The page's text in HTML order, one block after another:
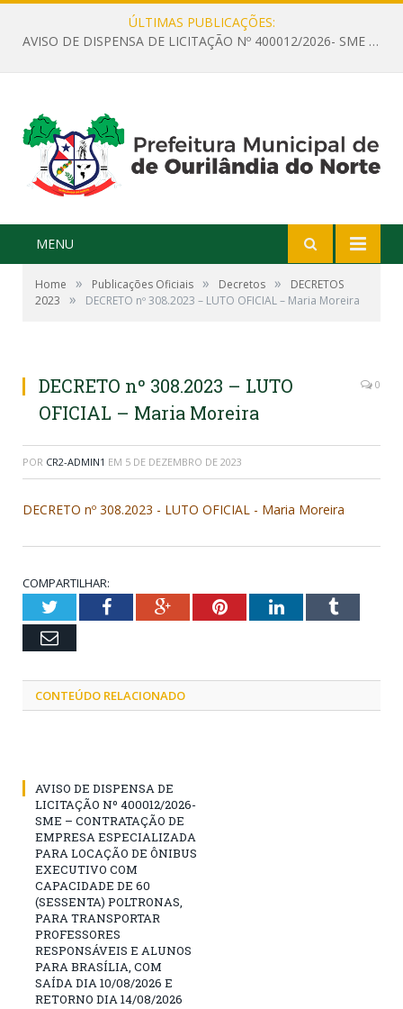
ÚLTIMAS PUBLICAÇÕES:
AVISO DE DISPENSA DE LICITAÇÃO Nº 400012/2026- SME – CONTRATAÇÃO DE EMPRESA ESPECIALIZADA PARA LOCAÇÃO DE ÔNIBUS EXECUTIVO COM CAPACIDADE DE 60 (SESSENTA) POLTRONAS, PARA TRANSPORTAR PROFESSORES RESPONSÁVEIS E ALUNOS PARA BRASÍLIA, COM SAÍDA DIA 10/08/2026 E RETORNO DIA 14/08/2026
MENU
Home » Publicações Oficiais » Decretos »
DECRETOS
2023
» DECRETO nº 308.2023 – LUTO OFICIAL – Maria Moreira
DECRETO nº 308.2023 – LUTO
OFICIAL – Maria Moreira
0
POR CR2-ADMIN1 EM 5 DE DEZEMBRO DE 2023
DECRETO nº 308.2023 - LUTO OFICIAL - Maria Moreira
COMPARTILHAR:
TwitterFacebookGoogle+PinterestLinkedInTumblr
Email
CONTEÚDO RELACIONADO
AVISO DE DISPENSA DE
LICITAÇÃO Nº 400012/2026-
SME – CONTRATAÇÃO DE
EMPRESA ESPECIALIZADA
PARA LOCAÇÃO DE ÔNIBUS
EXECUTIVO COM
CAPACIDADE DE 60
(SESSENTA) POLTRONAS,
PARA TRANSPORTAR
PROFESSORES
RESPONSÁVEIS E ALUNOS
PARA BRASÍLIA, COM
SAÍDA DIA 10/08/2026 E
RETORNO DIA 14/08/2026